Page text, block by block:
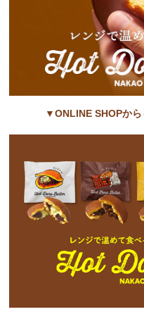
▼ONLINE SHOPか